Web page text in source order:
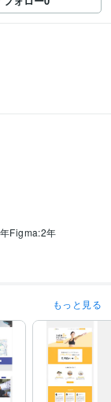
Figma:2年
もっと見る